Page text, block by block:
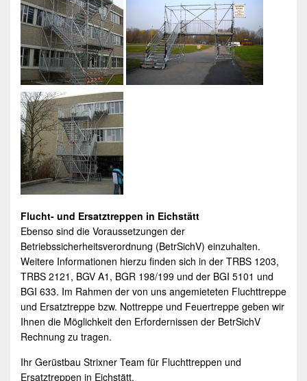
Flucht- und Ersatztreppen in Eichstätt
Ebenso sind die Voraussetzungen der
Betriebssicherheitsverordnung (BetrSichV) einzuhalten.
Weitere Informationen hierzu finden sich in der TRBS 1203,
TRBS 2121, BGV A1, BGR 198/199 und der BGI 5101 und
BGI 633. Im Rahmen der von uns angemieteten Fluchttreppe
und Ersatztreppe bzw. Nottreppe und Feuertreppe geben wir
Ihnen die Möglichkeit den Erfordernissen der BetrSichV
Rechnung zu tragen.
Ihr Gerüstbau Strixner Team für Fluchttreppen und
Ersatztreppen in Eichstätt.